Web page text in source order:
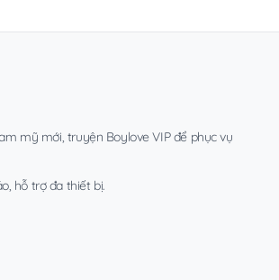
mỹ mới, truyện Boylove VIP để phục vụ
hỗ trợ đa thiết bị.